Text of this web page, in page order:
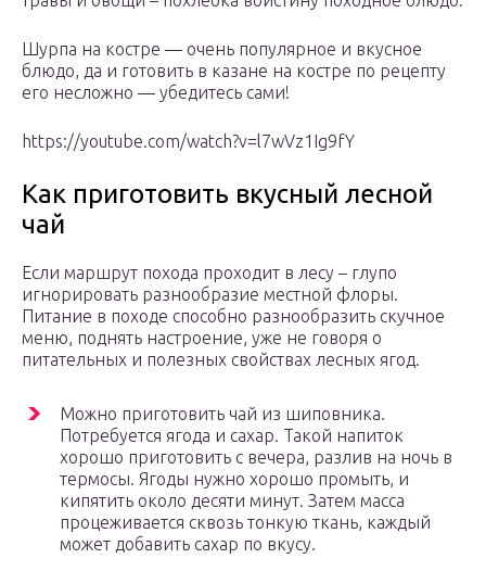
Шурпа на костре — очень популярное и вкусное
блюдо, да и готовить в казане на костре по рецепту
его несложно — убедитесь сами!
https://youtube.com/watch?v=l7wVz1Ig9fY
Как приготовить вкусный лесной
чай
Если маршрут похода проходит в лесу – глупо
игнорировать разнообразие местной флоры.
Питание в походе способно разнообразить скучное
меню, поднять настроение, уже не говоря о
питательных и полезных свойствах лесных ягод.
Можно приготовить чай из шиповника.
Потребуется ягода и сахар. Такой напиток
хорошо приготовить с вечера, разлив на ночь в
термосы. Ягоды нужно хорошо промыть, и
кипятить около десяти минут. Затем масса
процеживается сквозь тонкую ткань, каждый
может добавить сахар по вкусу.